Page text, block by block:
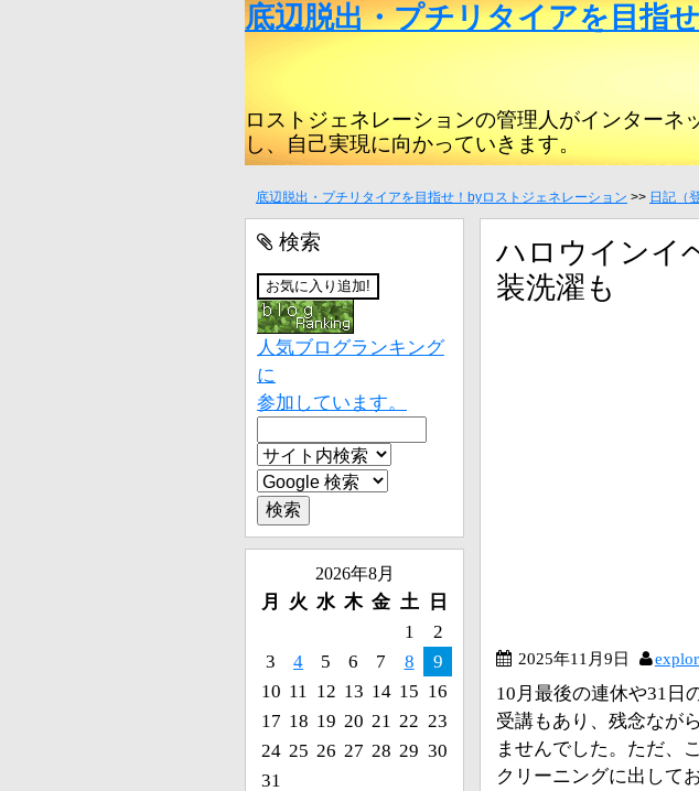
底辺脱出・プチリタイアを目指
ロストジェネレーションの管理人がインター
し、自己実現に向かっていきます。
底辺脱出・プチリタイアを目指せ！byロストジェネレーション >> 日記（
ハロウインイ
装洗濯も
2025年11月9日
10月最後の連休や31日
受講もあり、残念なが
ませんでした。ただ、
クリーニングに出して
検索
人気ブログランキング
に
参加しています。
2026年8月
月 火 水 木 金 土
日
1
2
3
4 5 6 7 8
9
10 11 12 13 14 15 16
17 18 19 20 21 22 23
24 25 26 27 28 29 30
31